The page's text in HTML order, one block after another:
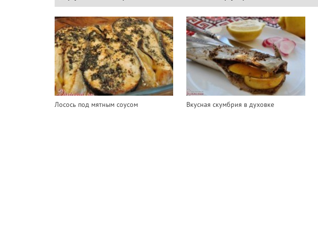
Лосось под мятным соусом Вкусная скумбрия в духовке